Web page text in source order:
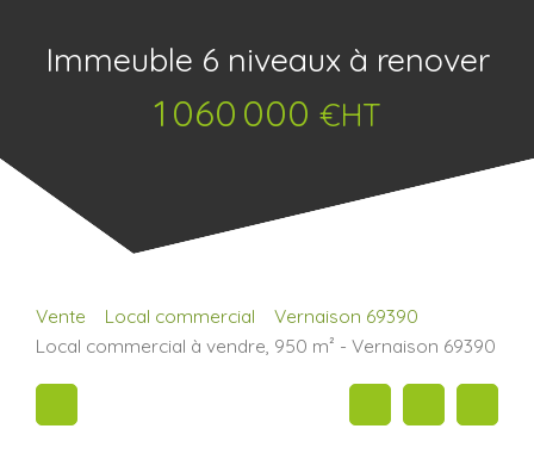
Immeuble 6 niveaux à renover
1 060 000 €HT
Vente Local commercial
Vernaison 69390
Local commercial à vendre, 950 m² - Vernaison 69390